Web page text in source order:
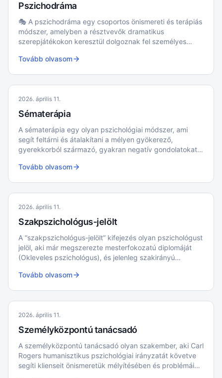
Pszichodráma
🎭 A pszichodráma egy csoportos önismereti és terápiás
módszer, amelyben a résztvevők dramatikus
szerepjátékokon keresztül dolgoznak fel személyes
eljátszanak különböző élethelyzeteket, ami segít
Tovább olvasom
2026. április 11.
Sématerápia
A sématerápia egy olyan pszichológiai módszer, ami
segít feltárni és átalakítani a mélyen gyökerező,
gyerekkorból származó, gyakran negatív gondolatokat
Tovább olvasom
2026. április 11.
Szakpszichológus-jelölt
A “szakpszichológus-jelölt” kifejezés olyan pszichológust
jelöl, aki már megszerezte mesterfokozatú diplomáját
(Okleveles pszichológus), és jelenleg szakirányú
klinikai vagy tanácsadó pszichológiában
Tovább olvasom
2026. április 11.
Személyközpontú tanácsadó
A személyközpontú tanácsadó olyan szakember, aki Carl
Rogers humanisztikus pszichológiai irányzatát követve
segíti klienseit önismeretük mélyítésében és problémáik